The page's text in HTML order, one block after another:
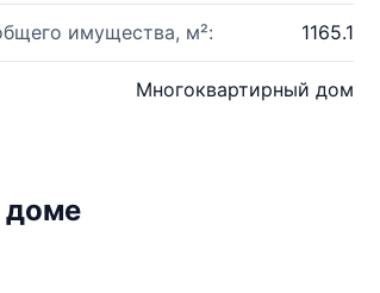
имущества, м²: 1165.1
Многоквартирный дом
доме